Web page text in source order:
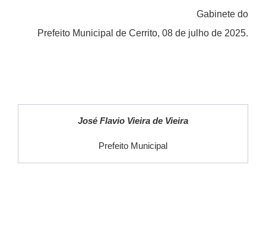
Gabinete do
Prefeito Municipal de Cerrito, 08 de julho de 2025.
José Flavio Vieira de Vieira
Prefeito Municipal